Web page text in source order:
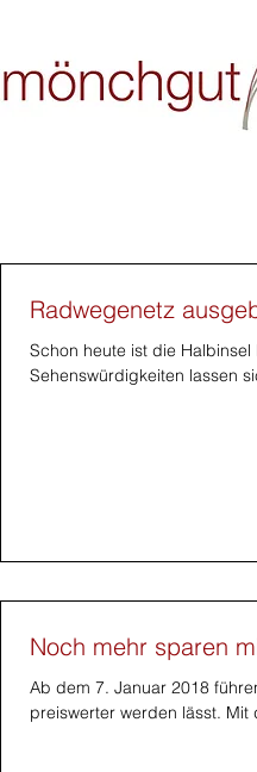
Radwegenetz
Schon heute ist die
Sehenswürdigkeiten lassen
Noch mehr sparen
Ab dem 7. Januar 2018
preiswerter werden lässt. Mit